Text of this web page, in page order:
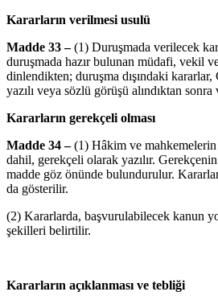
Kararların verilmesi usulü
Madde 33 –(1) Duruşmada verilecek
duruşmada hazır bulunan müdafi, vekil
dinlendikten; duruşma dışındaki kararlar,
yazılı veya sözlü görüşü alındıktan sonra
Kararların gerekçeli olması
Madde 34 –(1) Hâkim ve mahkemelerin
dahil, gerekçeli olarak yazılır.
madde göz önünde bulundurulur.
da gösterilir.
(2) Kararlarda, başvurulabilecek kanun
şekilleri belirtilir.
Kararların açıklanması ve tebliği